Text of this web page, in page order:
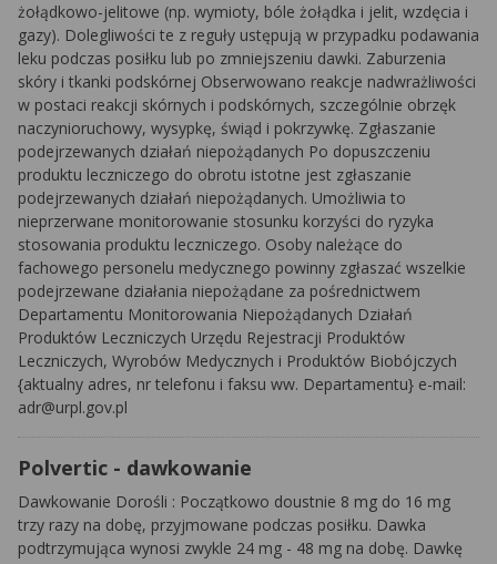
żołądkowo-jelitowe (np. wymioty, bóle żołądka i jelit, wzdęcia i
gazy). Dolegliwości te z reguły ustępują w przypadku podawania
leku podczas posiłku lub po zmniejszeniu dawki. Zaburzenia
skóry i tkanki podskórnej Obserwowano reakcje nadwrażliwości
w postaci reakcji skórnych i podskórnych, szczególnie obrzęk
naczynioruchowy, wysypkę, świąd i pokrzywkę. Zgłaszanie
podejrzewanych działań niepożądanych Po dopuszczeniu
produktu leczniczego do obrotu istotne jest zgłaszanie
podejrzewanych działań niepożądanych. Umożliwia to
nieprzerwane monitorowanie stosunku korzyści do ryzyka
stosowania produktu leczniczego. Osoby należące do
fachowego personelu medycznego powinny zgłaszać wszelkie
podejrzewane działania niepożądane za pośrednictwem
Departamentu Monitorowania Niepożądanych Działań
Produktów Leczniczych Urzędu Rejestracji Produktów
Leczniczych, Wyrobów Medycznych i Produktów Biobójczych
{aktualny adres, nr telefonu i faksu ww. Departamentu} e-mail:
adr@urpl.gov.pl
Polvertic - dawkowanie
Dawkowanie Dorośli : Początkowo doustnie 8 mg do 16 mg
trzy razy na dobę, przyjmowane podczas posiłku. Dawka
podtrzymująca wynosi zwykle 24 mg - 48 mg na dobę. Dawkę